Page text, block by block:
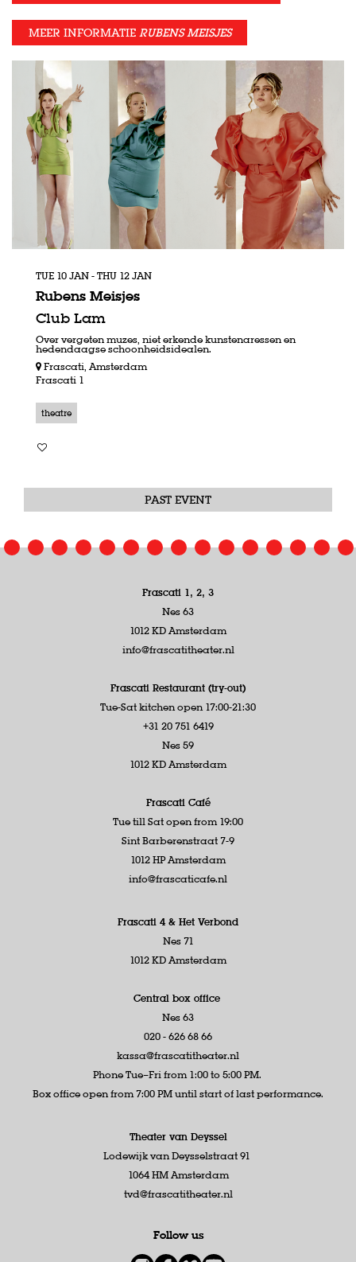
MEER INFORMATIE RUBENS MEISJES
Rubens Meisjes
Club Lam
TUE 10 JAN-THU 12 JAN
Over vergeten muzes, niet erkende kunstenaressen en
hedendaagse schoonheidsidealen.
Frascati, Amsterdam
Frascati 1
theatre
PAST EVENT
Frascati 1, 2, 3
Nes 63
1012 KD Amsterdam
info@frascatitheater.nl
Frascati Restaurant (try-out)
Tue-Sat kitchen open 17:00-21:30
+31 20 751 6419
Nes 59
1012 KD Amsterdam
Frascati Café
Tue till Sat open from 19:00
Sint Barberenstraat 7-9
1012 HP Amsterdam
info@frascaticafe.nl
Frascati 4 & Het Verbond
Nes 71
1012 KD Amsterdam
Central box office
Nes 63
020 - 626 68 66
kassa@frascatitheater.nl
Phone Tue–Fri from 1:00 to 5:00 PM.
Box office open from 7:00 PM until start of last performance.
Theater van Deyssel
Lodewijk van Deysselstraat 91
1064 HM Amsterdam
tvd@frascatitheater.nl
Follow us